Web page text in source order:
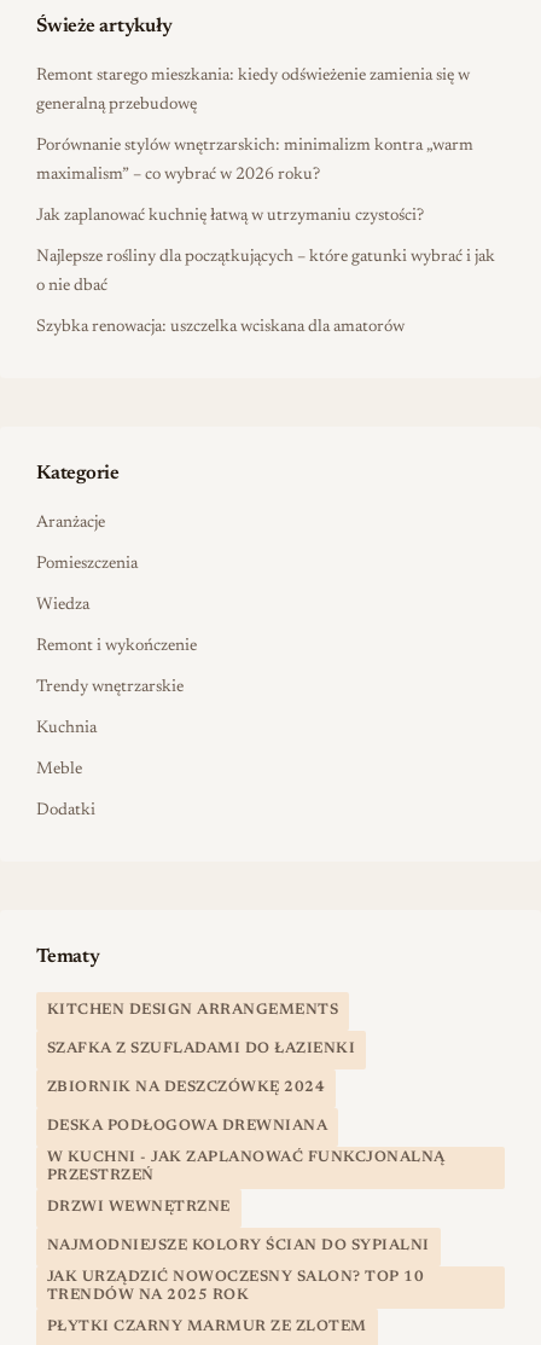
Świeże artykuły
Remont starego mieszkania: kiedy odświeżenie zamienia się w
generalną przebudowę
Porównanie stylów wnętrzarskich: minimalizm kontra „warm
maximalism” – co wybrać w 2026 roku?
Jak zaplanować kuchnię łatwą w utrzymaniu czystości?
Najlepsze rośliny dla początkujących – które gatunki wybrać i jak
o nie dbać
Szybka renowacja: uszczelka wciskana dla amatorów
Kategorie
Aranżacje
Pomieszczenia
Wiedza
Remont i wykończenie
Trendy wnętrzarskie
Kuchnia
Meble
Dodatki
Tematy
KITCHEN DESIGN ARRANGEMENTS
SZAFKA Z SZUFLADAMI DO ŁAZIENKI
ZBIORNIK NA DESZCZÓWKĘ 2024
DESKA PODŁOGOWA DREWNIANA
W KUCHNI - JAK ZAPLANOWAĆ FUNKCJONALNĄ
PRZESTRZEŃ
DRZWI WEWNĘTRZNE
NAJMODNIEJSZE KOLORY ŚCIAN DO SYPIALNI
JAK URZĄDZIĆ NOWOCZESNY SALON? TOP 10
TRENDÓW NA 2025 ROK
PŁYTKI CZARNY MARMUR ZE ZLOTEM